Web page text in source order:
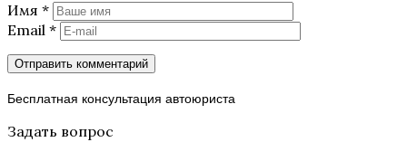
Имя *
Email *
Бесплатная консультация автоюриста
Задать вопрос